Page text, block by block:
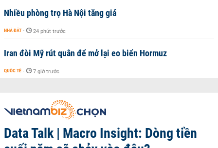
Nhiều phòng trọ Hà Nội tăng giá
NHÀ ĐẤT - 24 phút trước
Iran đòi Mỹ rút quân để mở lại eo biển Hormuz
QUỐC TẾ - 7 giờ trước
Data Talk | Macro Insight: Dòng tiền